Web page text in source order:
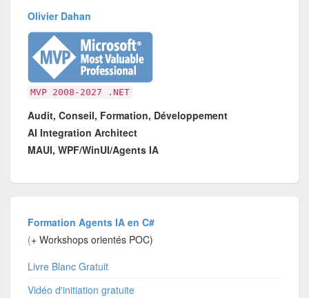
Olivier Dahan
MVP 2008-2027 .NET
Audit, Conseil, Formation, Développement
AI Integration Architect
MAUI, WPF/WinUI/Agents IA
Formation Agents IA en C#
(+ Workshops orientés POC)
Livre Blanc Gratuit
Vidéo d'initiation gratuite